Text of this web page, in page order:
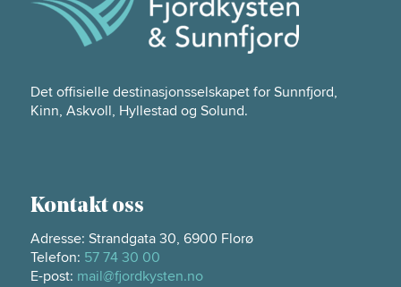
Det offisielle destinasjonsselskapet for Sunnfjord,
Kinn, Askvoll, Hyllestad og Solund.
Kontakt oss
Adresse: Strandgata 30, 6900 Florø
Telefon: 57 74 30 00
E-post: mail@fjordkysten.no